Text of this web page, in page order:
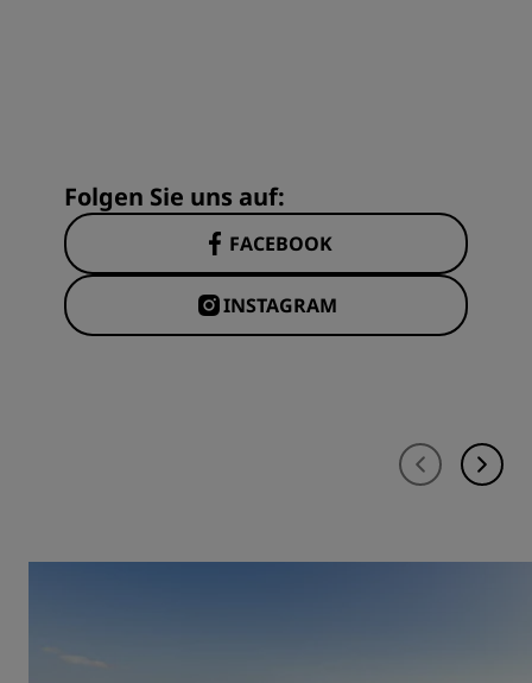
Folgen Sie uns auf:
FACEBOOK
INSTAGRAM